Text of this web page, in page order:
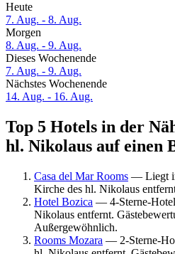
Heute
7. Aug. - 8. Aug.
Morgen
8. Aug. - 9. Aug.
Dieses Wochenende
7. Aug. - 9. Aug.
Nächstes Wochenende
14. Aug. - 16. Aug.
Top 5 Hotels in der
hl. Nikolaus auf einen
Casa del Mar Rooms — Liegt
Kirche des hl. Nikolaus
Hotel Bozica — 4-Sterne-
Nikolaus entfernt.
Außergewöhnlich.
Rooms Mozara — 2-Sterne-